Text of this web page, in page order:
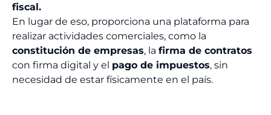
fiscal.
En lugar de eso, proporciona una plataforma para
realizar actividades comerciales, como la
constitución de empresas, la firma de contratos
con firma digital y el pago de impuestos, sin
necesidad de estar físicamente en el país.